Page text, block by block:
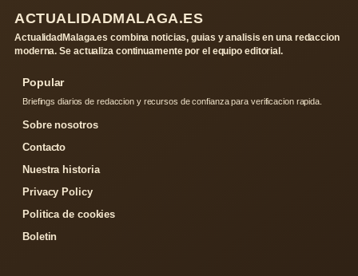
ACTUALIDADMALAGA.ES
ActualidadMalaga.es combina noticias, guias y analisis en una redaccion
moderna. Se actualiza continuamente por el equipo editorial.
Popular
Briefings diarios de redaccion y recursos de confianza para verificacion rapida.
Sobre nosotros
Contacto
Nuestra historia
Privacy Policy
Politica de cookies
Boletin